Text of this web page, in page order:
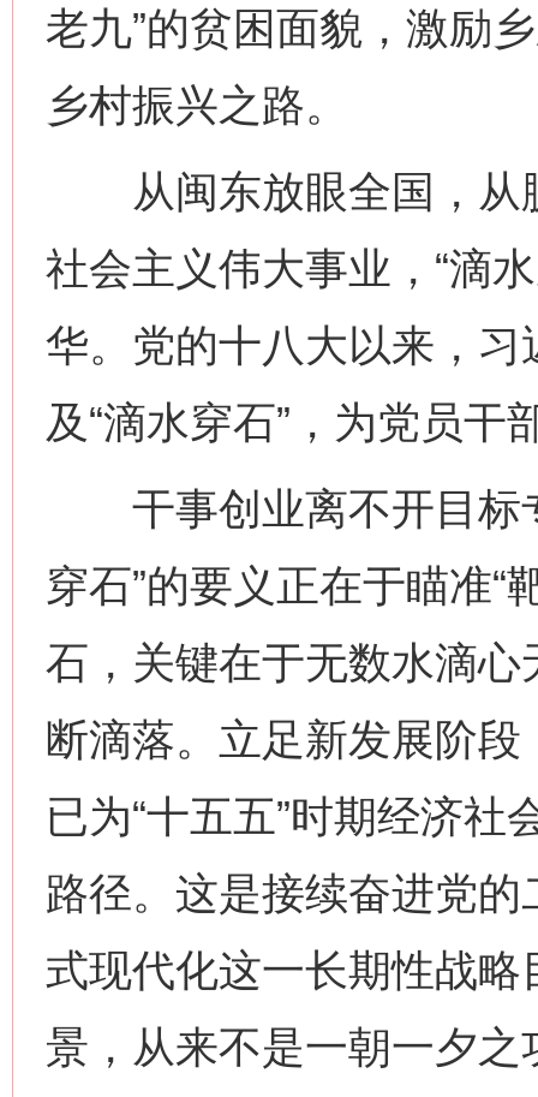
老九”的贫困面貌，激励
乡村振兴之路。
从闽东放眼全国，从
社会主义伟大事业，“滴
华。党的十八大以来，
及“滴水穿石”，为党员
干事创业离不开目标
穿石”的要义正在于瞄准“
石，关键在于无数水滴
断滴落。立足新发展阶
已为“十五五”时期经济
路径。这是接续奋进党
式现代化这一长期性战
景，从来不是一朝一夕